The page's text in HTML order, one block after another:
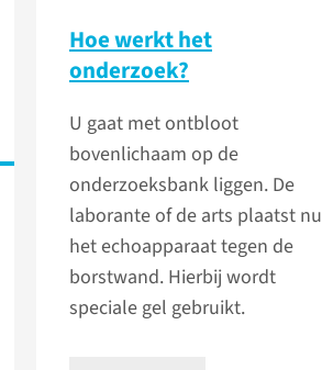
Hoe werkt het
onderzoek?
U gaat met ontbloot
bovenlichaam op de
onderzoeksbank liggen. De
laborante of de arts plaatst nu
het echoapparaat tegen de
borstwand. Hierbij wordt
speciale gel gebruikt.